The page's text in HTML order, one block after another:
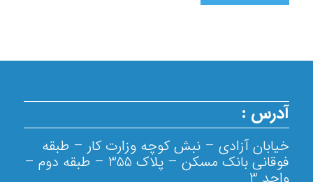
آدرس :
خیابان آزادی – نبش کوچه وزارت کار – طبقه
فوقانی بانک مسکن – پلاک 355 – طبقه دوم –